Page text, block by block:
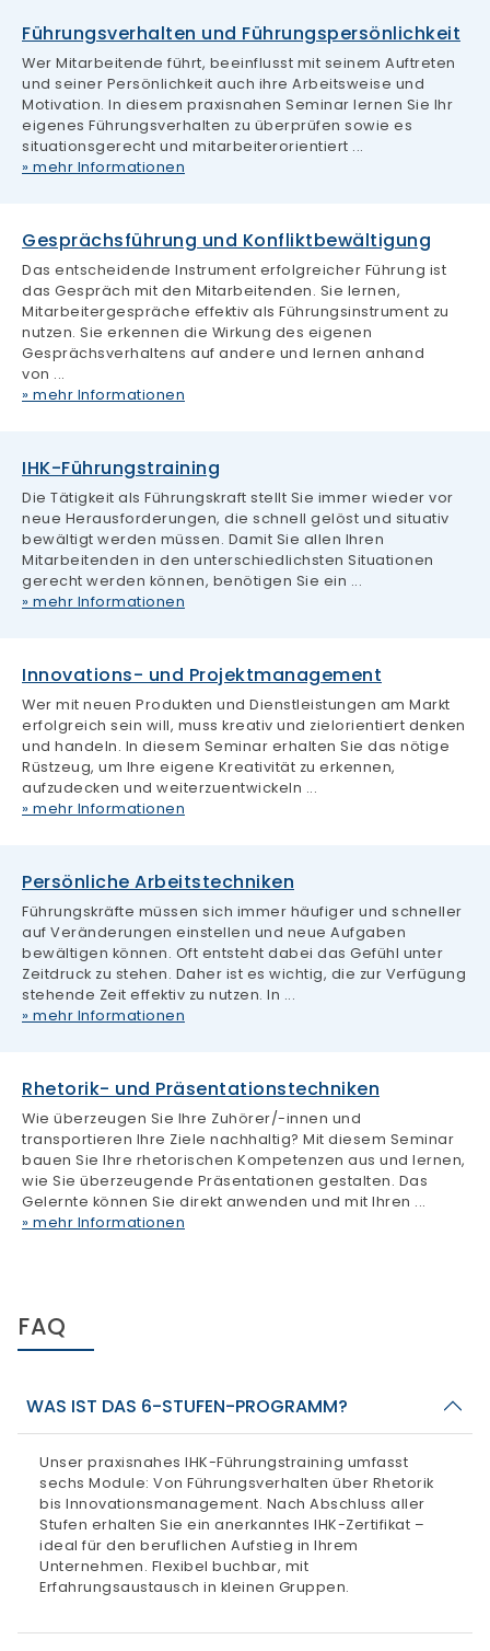
FAQ
WAS IST DAS 6-STUFEN-PROGRAMM?
Unser praxisnahes IHK-Führungstraining umfasst
sechs Module: Von Führungsverhalten über Rhetorik
bis Innovationsmanagement. Nach Abschluss aller
Stufen erhalten Sie ein anerkanntes IHK-Zertifikat –
ideal für den beruflichen Aufstieg in Ihrem
Unternehmen. Flexibel buchbar, mit
Erfahrungsaustausch in kleinen Gruppen.